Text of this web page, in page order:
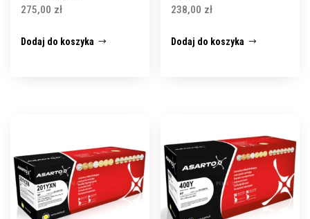
275,00 zł
Dodaj do koszyka
238,00 zł
Dodaj do koszyka